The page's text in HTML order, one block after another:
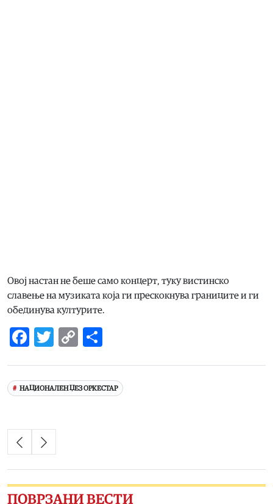
Овој настан не беше само концерт, туку вистинско
славење на музиката која ги прескокнува границите и ги
обединува културите.
Facebook
Twitter
Copy
НАЦИОНАЛЕН ЏЕЗ ОРКЕСТАР
ПОВРЗАНИ ВЕСТИ